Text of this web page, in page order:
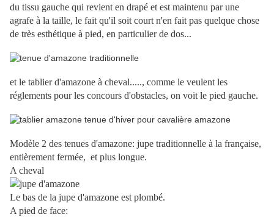
du tissu gauche qui revient en drapé et est maintenu par une
agrafe à la taille, le fait qu'il soit court n'en fait pas quelque chose
de très esthétique à pied, en particulier de dos...
et le tablier d'amazone à cheval....., comme le veulent les
réglements pour les concours d'obstacles, on voit le pied gauche.
Modèle 2 des tenues d'amazone: jupe traditionnelle à la française,
entièrement fermée, et plus longue.
A cheval
Le bas de la jupe d'amazone est plombé.
A pied de face: